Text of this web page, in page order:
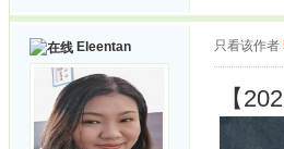
Eleentan 只看该作者
【